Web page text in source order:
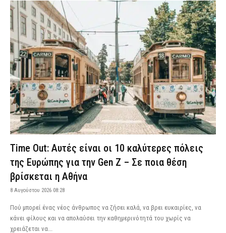
Time Out: Αυτές είναι οι 10 καλύτερες πόλεις
της Ευρώπης για την Gen Z – Σε ποια θέση
βρίσκεται η Αθήνα
8 Αυγούστου 2026 08:28
Πού μπορεί ένας νέος άνθρωπος να ζήσει καλά, να βρει ευκαιρίες, να
κάνει φίλους και να απολαύσει την καθημερινότητά του χωρίς να
χρειάζεται να...